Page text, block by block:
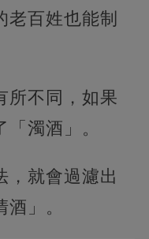
老百姓也能制
所不同，如果
濁酒」。
，就會過濾出
」。